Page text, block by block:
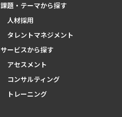
課題・テーマから探す
人材採用
タレントマネジメント
サービスから探す
アセスメント
コンサルティング
トレーニング